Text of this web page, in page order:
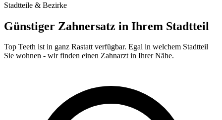
Stadtteile & Bezirke
Günstiger Zahnersatz in Ihrem Stadtteil
Top Teeth ist in ganz Rastattverfügbar. Egal in welchem Stadtteil
Sie wohnen - wir finden einen Zahnarzt in Ihrer Nähe.